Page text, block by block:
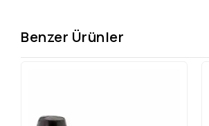
Benzer Ürünler